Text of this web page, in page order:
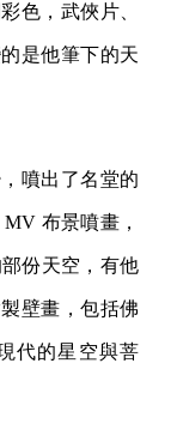
色，武俠片、
是他筆下的天
噴出了名堂的
布景噴畫，
份天空，有他
壁畫，包括佛
代的星空與菩